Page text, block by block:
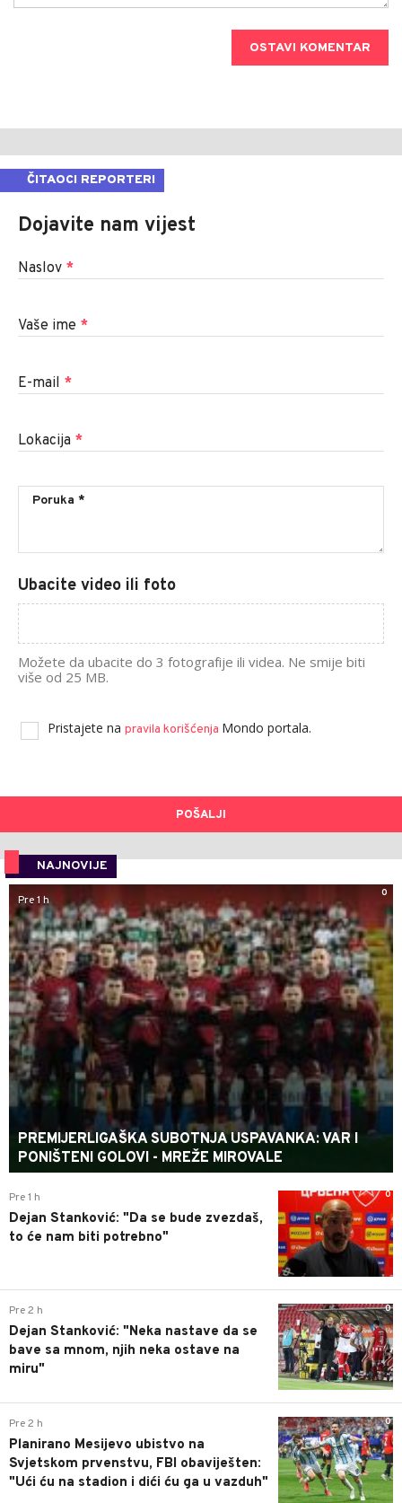
OSTAVI KOMENTAR
ČITAOCI REPORTERI
Dojavite nam vijest
Naslov *
Vaše ime *
E-mail *
Lokacija *
Ubacite video ili foto
Možete da ubacite do 3 fotografije ili videa. Ne smije biti
više od 25 MB.
Pristajete na pravila korišćenja Mondo portala.
POŠALJI
NAJNOVIJE
0
Pre 1 h
PREMIJERLIGAŠKA SUBOTNJA USPAVANKA: VAR I
PONIŠTENI GOLOVI - MREŽE MIROVALE
0
Pre 1 h
Dejan Stanković: "Da se bude zvezdaš,
to će nam biti potrebno"
0
Pre 2 h
Dejan Stanković: "Neka nastave da se
bave sa mnom, njih neka ostave na
miru"
0
Pre 2 h
Planirano Mesijevo ubistvo na
Svjetskom prvenstvu, FBI obaviješten:
"Ući ću na stadion i dići ću ga u vazduh"